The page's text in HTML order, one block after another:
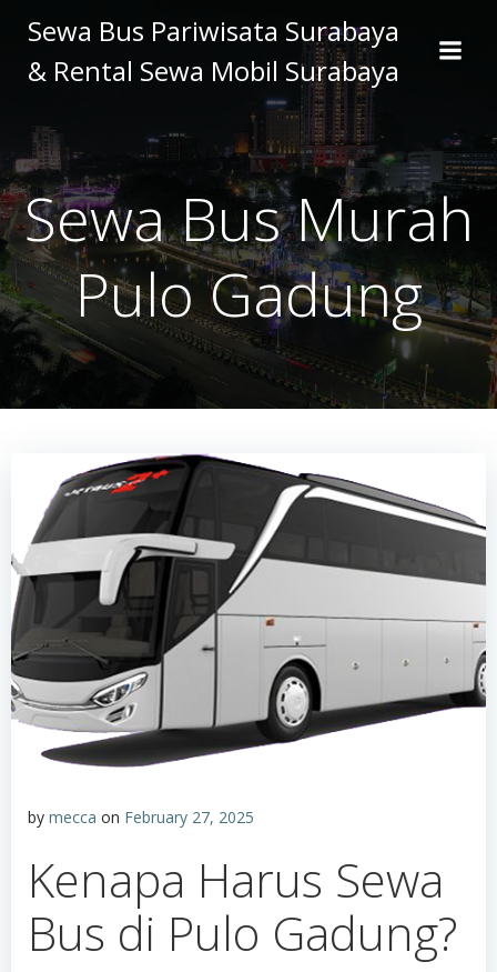
to
content
Sewa Bus Pariwisata Surabaya
& Rental Sewa Mobil Surabaya
Sewa Bus Murah
Pulo Gadung
by mecca on February 27, 2025
Kenapa Harus Sewa
Bus di Pulo Gadung?